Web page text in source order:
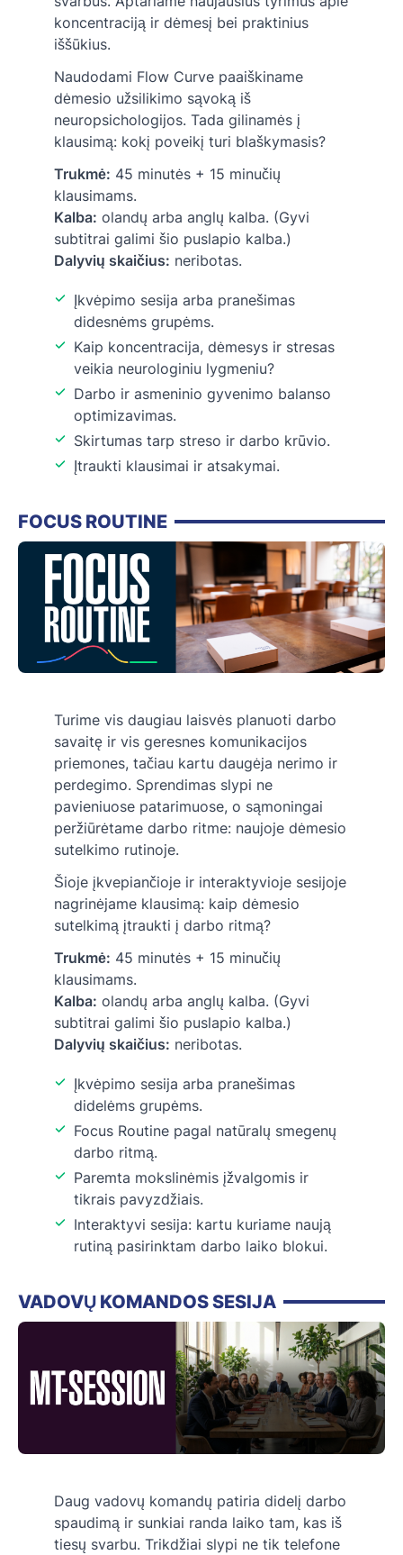
koncentraciją ir dėmesį bei praktinius
iššūkius.
Naudodami Flow Curve paaiškiname
dėmesio užsilikimo sąvoką iš
neuropsichologijos. Tada gilinamės į
klausimą: kokį poveikį turi blaškymasis?
Trukmė: 45 minutės + 15 minučių
klausimams.
Kalba: olandų arba anglų kalba. (Gyvi
subtitrai galimi šio puslapio kalba.)
Dalyvių skaičius: neribotas.
Įkvėpimo sesija arba pranešimas
didesnėms grupėms.
Kaip koncentracija, dėmesys ir stresas
veikia neurologiniu lygmeniu?
Darbo ir asmeninio gyvenimo balanso
optimizavimas.
Skirtumas tarp streso ir darbo krūvio.
Įtraukti klausimai ir atsakymai.
FOCUS ROUTINE
Turime vis daugiau laisvės planuoti darbo
savaitę ir vis geresnes komunikacijos
priemones, tačiau kartu daugėja nerimo ir
perdegimo. Sprendimas slypi ne
pavieniuose patarimuose, o sąmoningai
peržiūrėtame darbo ritme: naujoje dėmesio
sutelkimo rutinoje.
Šioje įkvepiančioje ir interaktyvioje sesijoje
nagrinėjame klausimą: kaip dėmesio
sutelkimą įtraukti į darbo ritmą?
Trukmė: 45 minutės + 15 minučių
klausimams.
Kalba: olandų arba anglų kalba. (Gyvi
subtitrai galimi šio puslapio kalba.)
Dalyvių skaičius: neribotas.
Įkvėpimo sesija arba pranešimas
didelėms grupėms.
Focus Routine pagal natūralų smegenų
darbo ritmą.
Paremta mokslinėmis įžvalgomis ir
tikrais pavyzdžiais.
Interaktyvi sesija: kartu kuriame naują
rutiną pasirinktam darbo laiko blokui.
VADOVŲ KOMANDOS SESIJA
Daug vadovų komandų patiria didelį darbo
spaudimą ir sunkiai randa laiko tam, kas iš
tiesų svarbu. Trikdžiai slypi ne tik telefone